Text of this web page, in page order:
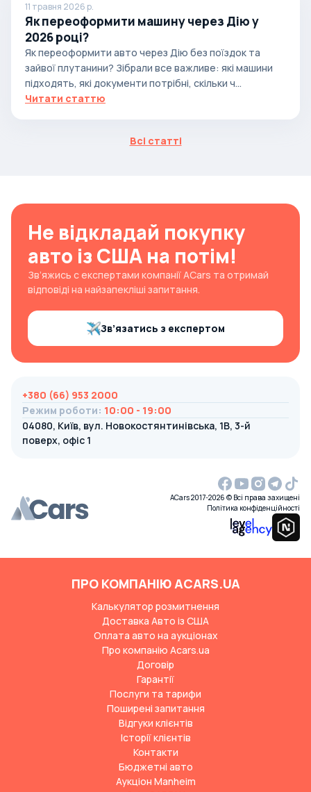
11 травня 2026 р.
Як переоформити машину через Дію у
2026 році?
Як переоформити авто через Дію без поїздок та
зайвої плутанини? Зібрали все важливе: які машини
підходять, які документи потрібні, скільки ч...
Читати статтю
Всі статті
Не відкладай покупку
авто із США на потім!
Зв’яжись с експертами компанії ACars та отримай
відповіді на найзапекліші запитання.
Зв’язатись з експертом
+380 (66) 953 2000
Режим роботи: 10:00 - 19:00
04080, Київ, вул. Новокостянтинівська, 1В, 3-й
поверх, офіс 1
ACars 2017-2026 © Всі права захищені
Політика конфіденційності
ПРО КОМПАНІЮ ACARS.UA
Калькулятор розмитнення
Доставка Авто із США
Оплата авто на аукціонах
Про компанію Acars.ua
Договір
Гарантії
Послуги та тарифи
Поширені запитання
Відгуки клієнтів
Історії клієнтів
Контакти
Бюджетні авто
Аукціон Manheim